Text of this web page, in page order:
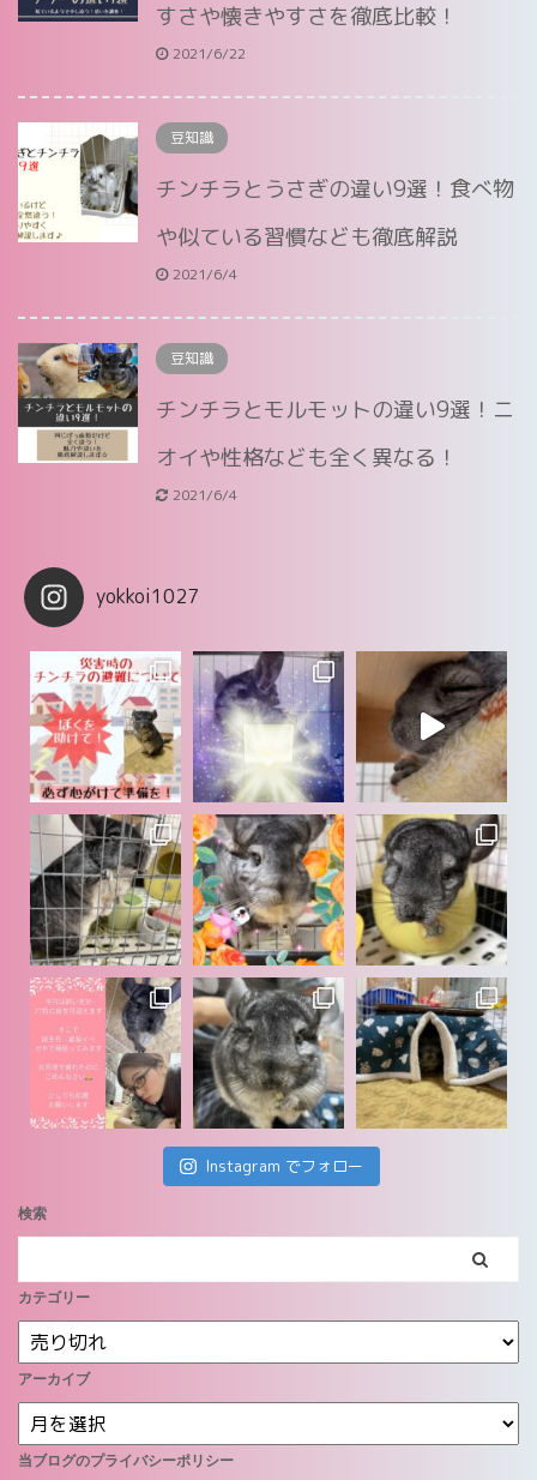
すさや懐きやすさを徹底比較！
2021/6/22
豆知識
チンチラとうさぎの違い9選！食べ物
や似ている習慣なども徹底解説
2021/6/4
豆知識
チンチラとモルモットの違い9選！ニ
オイや性格なども全く異なる！
2021/6/4
yokkoi1027
Instagram でフォロー
検索
カテゴリー
アーカイブ
当ブログのプライバシーポリシー